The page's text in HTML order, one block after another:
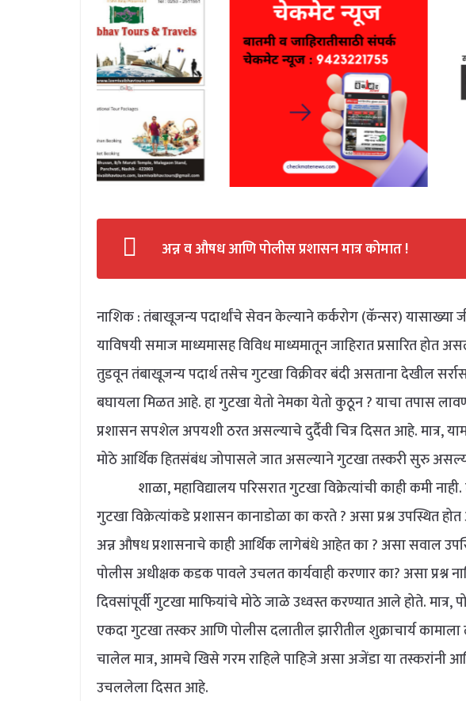
अन्न व औषध आणि पोलीस प्रशासन मात्र कोमात !
नाशिक : तंबाखूजन्य पदार्थांचे सेवन केल्याने कर्करोग (कॅन्सर) यासाख्या
याविषयी समाज माध्यमासह विविध माध्यमातून जाहिरात प्रसारित होत
तुडवून तंबाखूजन्य पदार्थ तसेच गुटखा विक्रीवर बंदी असताना देखील
बघायला मिळत आहे. हा गुटखा येतो नेमका येतो कुठून ? याचा तपास
प्रशासन सपशेल अपयशी ठरत असल्याचे दुर्दैवी चित्र दिसत आहे. मात्र,
मोठे आर्थिक हितसंबंध जोपासले जात असल्याने गुटखा तस्करी सुरु
शाळा, महाविद्यालय परिसरात गुटखा विक्रेत्यांची काही कमी नाही.
गुटखा विक्रेत्यांकडे प्रशासन कानाडोळा का करते ? असा प्रश्न उपस्थित
अन्न औषध प्रशासनाचे काही आर्थिक लागेबंधे आहेत का ? असा सवाल
पोलीस अधीक्षक कडक पावले उचलत कार्यवाही करणार का? असा प्रश्न
दिवसांपूर्वी गुटखा माफियांचे मोठे जाळे उध्वस्त करण्यात आले होते. मात्र,
एकदा गुटखा तस्कर आणि पोलीस दलातील झारीतील शुक्राचार्य
चालेल मात्र, आमचे खिसे गरम राहिले पाहिजे असा अजेंडा या तस्करांनी
उचललेला दिसत आहे.